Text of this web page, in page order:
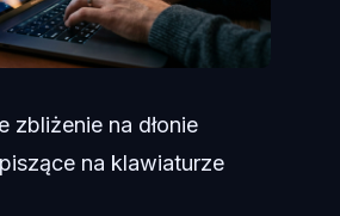
zbliżenie na dłonie
na klawiaturze